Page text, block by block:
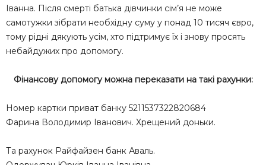
Іванна. Після смерті батька дівчинки сім’я не може
самотужки зібрати необхідну суму у понад 10 тисяч євро,
тому рідні дякують усім, хто підтримує їх і знову просять
небайдужих про допомогу.
Фінансову допомогу можна переказати на такі рахунки:
Номер картки приват банку 5211537322820684
Фарина Володимир Іванович. Хрещений доньки.
Та рахунок Райфайзен банк Аваль.